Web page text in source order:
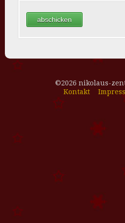
©2026 nikolaus-
Kontakt